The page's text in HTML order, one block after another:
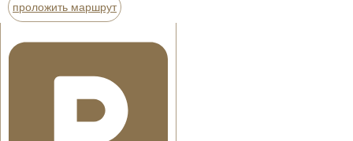
проложить маршрут